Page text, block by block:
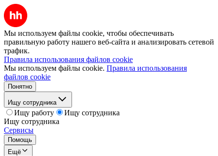
Мы используем файлы cookie, чтобы обеспечивать
правильную работу нашего веб-сайта и анализировать сетевой
трафик.
Правила использования файлов cookie
Мы используем файлы cookie. Правила использования
файлов cookie
Понятно
Ищу сотрудника
Ищу работу
Ищу сотрудника
Ищу сотрудника
Сервисы
Помощь
Ещё